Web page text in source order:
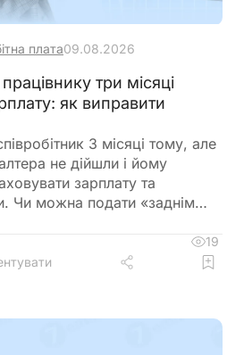
плата09.08.2026
три місяці
як виправити
3 місяці тому, але
не дійшли і йому
зарплату та
Чи можна подати «заднім
зарплатну звітність? І
виплачену йому
19